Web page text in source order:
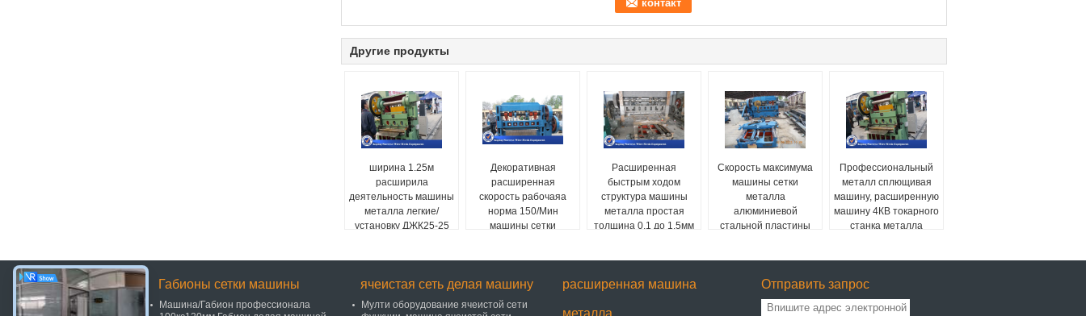
Другие продукты
ширина 1.25м
расширила
деятельность машины
металла легкие/
установку ДЖК25-25
Декоративная
расширенная
скорость рабочаяа
норма 150/Мин
машины сетки
Расширенная
быстрым ходом
структура машины
металла простая
толщина 0,1 до 1.5мм
Скорость максимума
машины сетки
металла
алюминиевой
стальной пластины
Профессиональный
металл сплющивая
машину, расширенную
машину 4КВ токарного
станка металла
Габионы сетки машины
Машина/Габион профессионала
ячеистая сеть делая машину
Мулти оборудование ячеистой сети
расширенная машина
металла
Отправить запрос